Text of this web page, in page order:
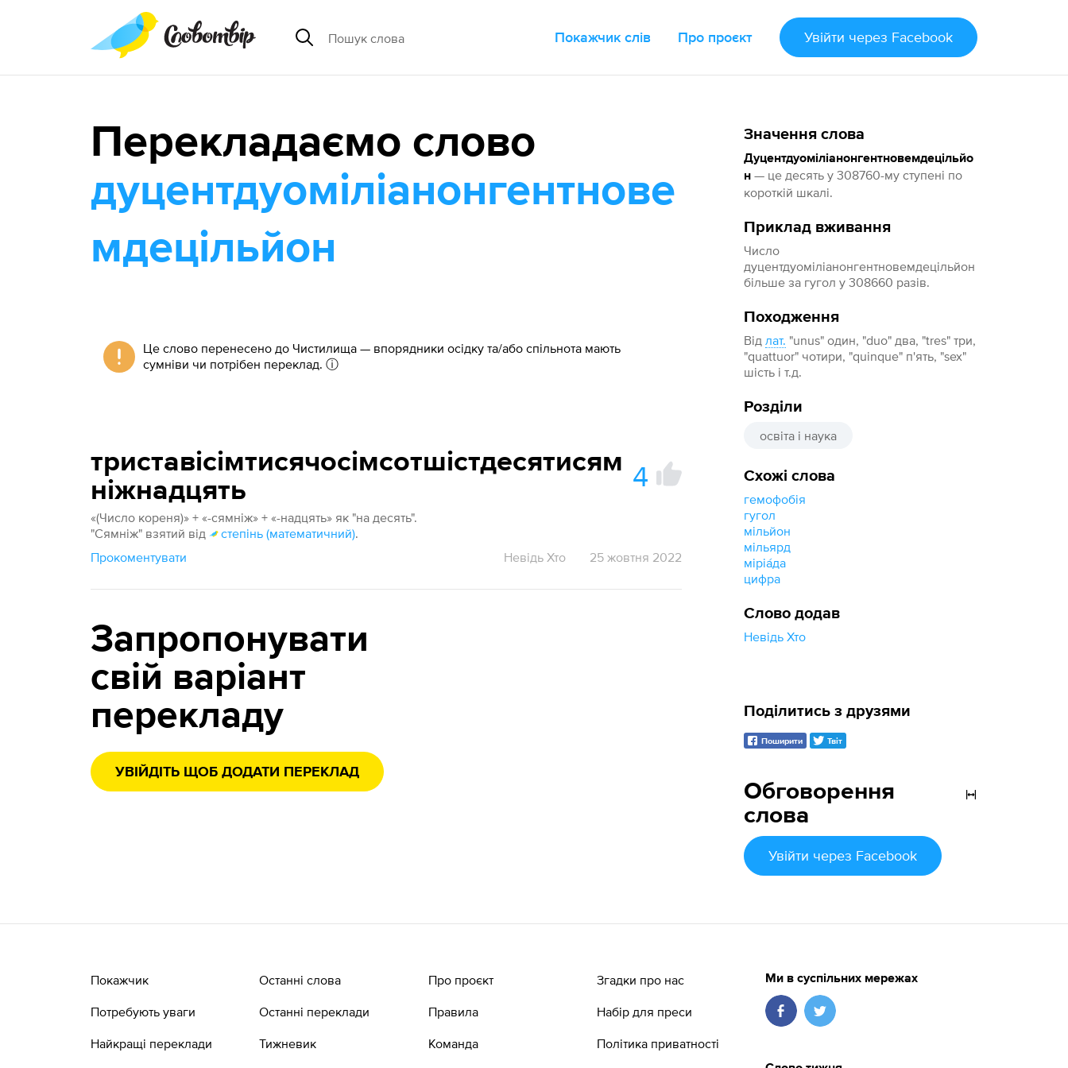
Покажчик слів Про проєкт Увійти через Facebook
Значення слова
Дуцентдуоміліанонгентновемдецільйо
н — це десять у 308760-му ступені по
короткій шкалі.
Приклад вживання
Число
дуцентдуоміліанонгентновемдецільйон
більше за гугол у 308660 разів.
Походження
Від лат. "unus" один, "duo" два, "tres" три,
"quattuor" чотири, "quinque" п'ять, "sex"
шість і т.д.
Розділи
освіта і наука
Схожі слова
гемофобія
гугол
мільйон
мільярд
міріа́да
цифра
Слово додав
Невідь Хто
Перекладаємо слово
дуцентдуоміліанонгентнове
мдецільйон
Це слово перенесено до Чистилища — впорядники осідку та/або спільнота мають
сумніви чи потрібен переклад.ⓘ
триставісімтисячосімсотшістдесятисям
ніжнадцять
4
«(Число кореня)» + «-сямніж» + «-надцять» як "на десять".
"Сямніж" взятий від
степінь (математичний).
Прокоментувати
Невідь Хто 25 жовтня 2022
Запропонувати
свій варіант
перекладу
УВІЙДІТЬ ЩОБ ДОДАТИ ПЕРЕКЛАД
Обговорення
слова
Увійти через Facebook
Поділитись з друзями
Поширити Твіт
Покажчик
Потребують уваги
Найкращі переклади
Останні слова
Останні переклади
Тижневик
Про проєкт
Правила
Команда
Згадки про нас
Набір для преси
Політика приватності
Ми в суспільних мережах